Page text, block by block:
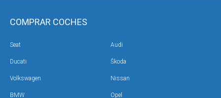
COMPRAR COCHES
Seat Audi
Ducati Škoda
Volkswagen Nissan
BMW Opel